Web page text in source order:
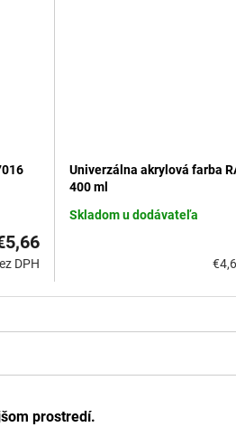
DPH
Univerzálna akrylová farba
400 ml
Skladom u dodávateľa
prostredí.